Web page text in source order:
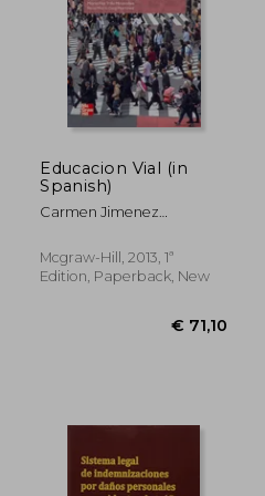
Educacion Vial (in
Spanish)
Carmen Jimenez
Miravalles,Rosa Maria Goig
Martinez
Mcgraw-Hill, 2013, 1ª
Edition, Paperback, New